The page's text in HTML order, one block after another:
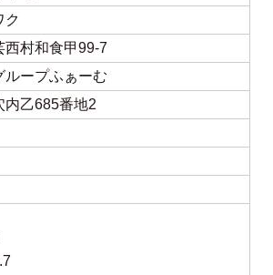
ク
西村和食甲99-7
ループふぁーむ
内乙685番地2